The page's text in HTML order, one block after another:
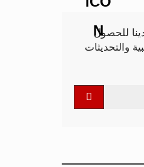
للحصول
والتحديثات